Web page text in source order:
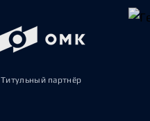
Титульный партнёр